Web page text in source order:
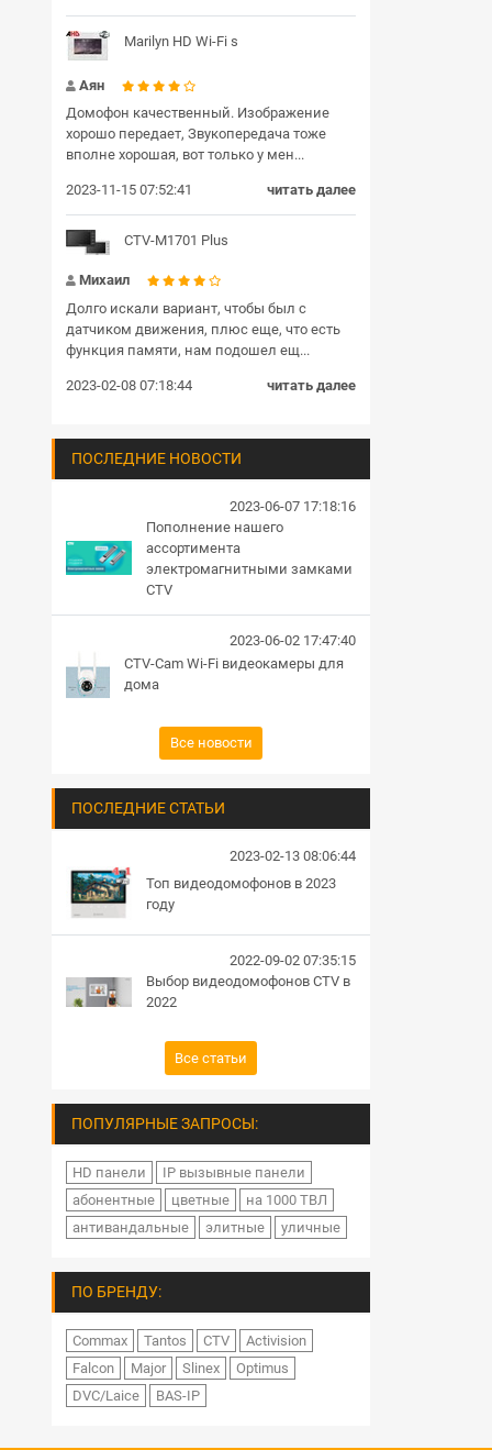
Marilyn HD Wi-Fi s
Аян
Домофон качественный. Изображение
хорошо передает, Звукопередача тоже
вполне хорошая, вот только у мен...
2023-11-15 07:52:41 читать далее
CTV-M1701 Plus
Михаил
Долго искали вариант, чтобы был с
датчиком движения, плюс еще, что есть
функция памяти, нам подошел ещ...
2023-02-08 07:18:44 читать далее
ПОСЛЕДНИЕ НОВОСТИ
2023-06-07 17:18:16
Пополнение нашего
ассортимента
электромагнитными замками
CTV
2023-06-02 17:47:40
CTV-Cam Wi-Fi видеокамеры для
дома
Все новости
ПОСЛЕДНИЕ СТАТЬИ
2023-02-13 08:06:44
Топ видеодомофонов в 2023
году
2022-09-02 07:35:15
Выбор видеодомофонов CTV в
2022
Все статьи
ПОПУЛЯРНЫЕ ЗАПРОСЫ:
HD панели
IP вызывные панели
абонентные
цветные
на 1000 ТВЛ
антивандальные
элитные уличные
ПО БРЕНДУ:
Commax Tantos CTV
Activision
Falcon
Major Slinex
Optimus
DVC/Laice
BAS-IP